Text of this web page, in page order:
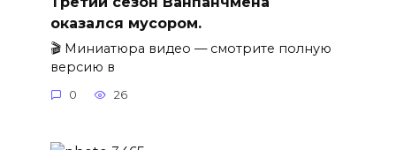
оказался мусором.
🎬 Миниатюра видео — смотрите полную
версию в
0 26